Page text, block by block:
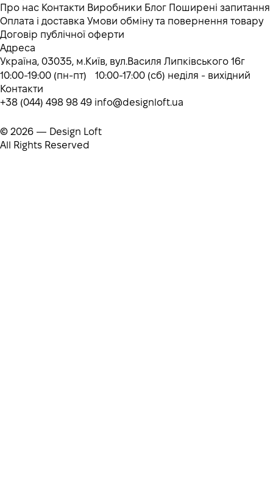
Про нас Контакти Виробники Блог Поширені запитання
Оплата і доставка Умови обміну та повернення товару
Договір публічної оферти
Адреса
Україна, 03035, м.Київ, вул.Василя Липківського 16г
10:00-19:00 (пн-пт) 10:00-17:00 (сб) неділя - вихідний
Контакти
+38 (044) 498 98 49 info@designloft.ua
© 2026 — Design Loft
All Rights Reserved